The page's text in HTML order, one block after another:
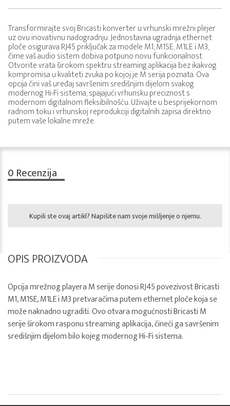
Transformirajte svoj Bricasti konverter u vrhunski mrežni plejer
uz ovu inovativnu nadogradnju. Jednostavna ugradnja ethernet
ploče osigurava RJ45 priključak za modele M1, M1SE, M1LE i M3,
čime vaš audio sistem dobiva potpuno novu funkcionalnost.
Otvorite vrata širokom spektru streaming aplikacija bez ikakvog
kompromisa u kvaliteti zvuka po kojoj je M serija poznata. Ova
opcija čini vaš uređaj savršenim središnjim dijelom svakog
modernog Hi-Fi sistema, spajajući vrhunsku preciznost s
modernom digitalnom fleksibilnošću. Uživajte u besprijekornom
radnom toku i vrhunskoj reprodukciji digitalnih zapisa direktno
putem vaše lokalne mreže.
0 Recenzija
Kupili ste ovaj artikl? Napišite nam svoje mišljenje o njemu.
OPIS PROIZVODA
Opcija mrežnog playera M serije donosi RJ45 povezivost Bricasti
M1, M1SE, M1LE i M3 pretvaračima putem ethernet ploče koja se
može naknadno ugraditi. Ovo otvara mogućnosti Bricasti M
serije širokom rasponu streaming aplikacija, čineći ga savršenim
središnjim dijelom bilo kojeg modernog Hi-Fi sistema.